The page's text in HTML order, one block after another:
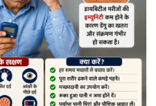
एक्सपर्ट
और
रिसर्च
की
पूरी
सच्चाई